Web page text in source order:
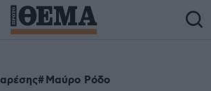
Μαύρο Ρόδο